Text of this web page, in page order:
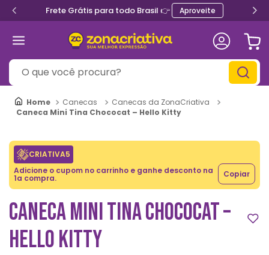
Frete Grátis para todo Brasil 👉 Aproveite
O que você procura?
Canecas
Canecas da ZonaCriativa
Caneca Mini Tina Chococat – Hello Kitty
CRIATIVA5
Adicione o cupom no carrinho e ganhe desconto na
1a compra. Copiar
CANECA MINI TINA CHOCOCAT –
HELLO KITTY